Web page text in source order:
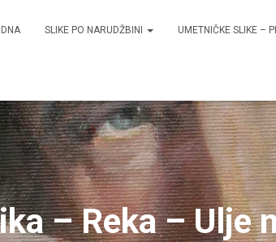
SLIKE PO NARUDŽBINI UMETNIČKE SLIKE –
– Reka – Ulje